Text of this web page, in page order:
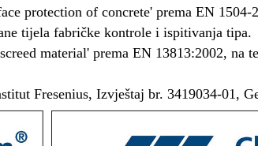
protection of concrete' prema EN 1504-
tijela fabričke kontrole i ispitivanja tipa.
material' prema EN 13813:2002, na
Fresenius, Izvještaj br. 3419034-01,